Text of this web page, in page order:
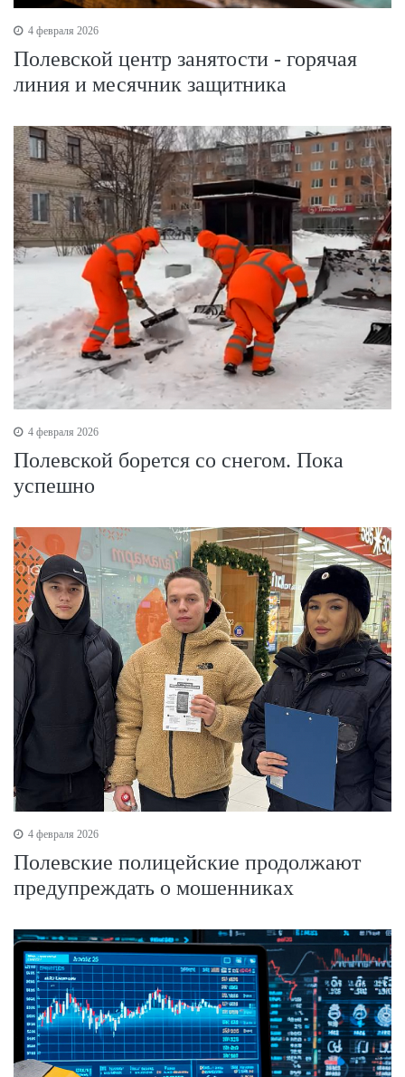
4 февраля 2026
Полевской центр занятости - горячая
линия и месячник защитника
4 февраля 2026
Полевской борется со снегом. Пока
успешно
4 февраля 2026
Полевские полицейские продолжают
предупреждать о мошенниках